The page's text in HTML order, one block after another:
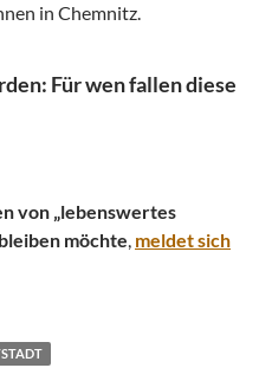
in Chemnitz.
Für wen fallen diese
von „lebenswertes
möchte, meldet sich